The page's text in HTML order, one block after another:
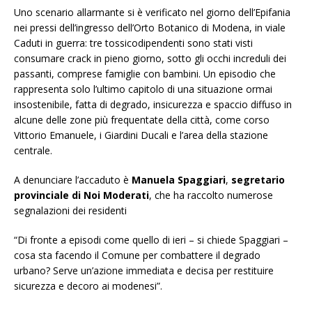
Uno scenario allarmante si è verificato nel giorno dell’Epifania
nei pressi dell’ingresso dell’Orto Botanico di Modena, in viale
Caduti in guerra: tre tossicodipendenti sono stati visti
consumare crack in pieno giorno, sotto gli occhi increduli dei
passanti, comprese famiglie con bambini. Un episodio che
rappresenta solo l’ultimo capitolo di una situazione ormai
insostenibile, fatta di degrado, insicurezza e spaccio diffuso in
alcune delle zone più frequentate della città, come corso
Vittorio Emanuele, i Giardini Ducali e l’area della stazione
centrale.
A denunciare l’accaduto è Manuela Spaggiari, segretario
provinciale di Noi Moderati, che ha raccolto numerose
segnalazioni dei residenti
“Di fronte a episodi come quello di ieri – si chiede Spaggiari –
cosa sta facendo il Comune per combattere il degrado
urbano? Serve un’azione immediata e decisa per restituire
sicurezza e decoro ai modenesi”.